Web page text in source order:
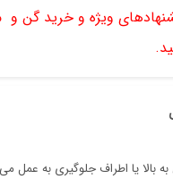
ویژه و خرید گن
بالا یا اطراف جلوگیری به عمل